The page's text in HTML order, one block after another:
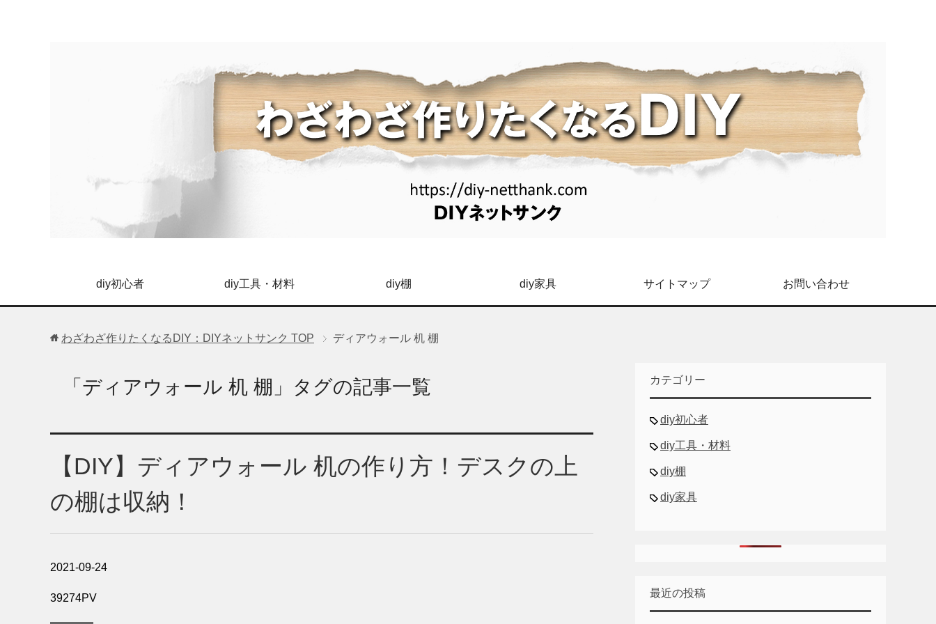
diy初心者 diy工具・材料 diy棚 diy家具 サイトマップ お問い合わせ
わざわざ作りたくなるDIY：DIYネットサンク TOP ディアウォール 机 棚
「ディアウォール 机 棚」タグの記事一覧
【DIY】ディアウォール 机の作り方！デスクの上
の棚は収納！
2021-09-24
39274PV
カテゴリー
diy初心者
diy工具・材料
diy棚
diy家具
最近の投稿